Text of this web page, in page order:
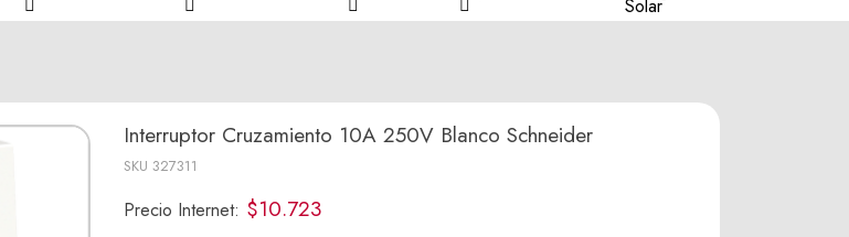
Solar
Interruptor Cruzamiento 10A 250V Blanco Schneider
SKU 327311
Precio Internet: $10.723